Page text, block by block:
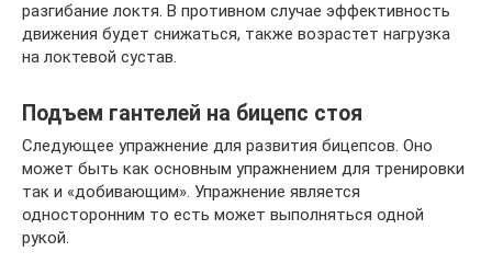
разгибание локтя. В противном случае эффективность
движения будет снижаться, также возрастет нагрузка
на локтевой сустав.
Подъем гантелей на бицепс стоя
Следующее упражнение для развития бицепсов. Оно
может быть как основным упражнением для тренировки
так и «добивающим». Упражнение является
односторонним то есть может выполняться одной
рукой.